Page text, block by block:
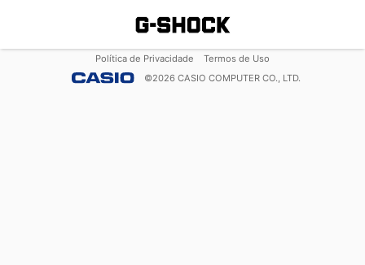
Política de Privacidade
Termos de Uso
©2026 CASIO COMPUTER CO., LTD.